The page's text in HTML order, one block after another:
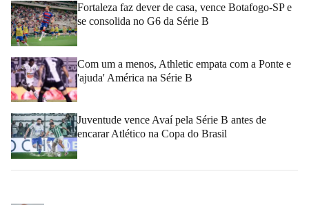
Fortaleza faz dever de casa, vence Botafogo-SP e
se consolida no G6 da Série B
Com um a menos, Athletic empata com a Ponte e
'ajuda' América na Série B
Juventude vence Avaí pela Série B antes de
encarar Atlético na Copa do Brasil